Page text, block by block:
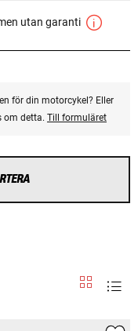
utan garanti
för din motorcykel? Eller
om detta. Till formuläret